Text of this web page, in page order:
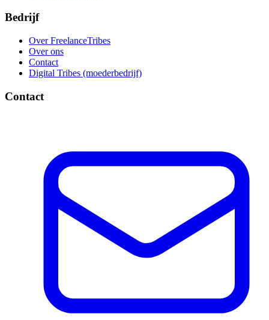
Bedrijf
Over FreelanceTribes
Over ons
Contact
Digital Tribes (moederbedrijf)
Contact